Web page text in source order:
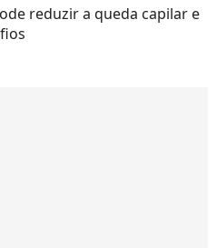
reduzir a queda capilar e